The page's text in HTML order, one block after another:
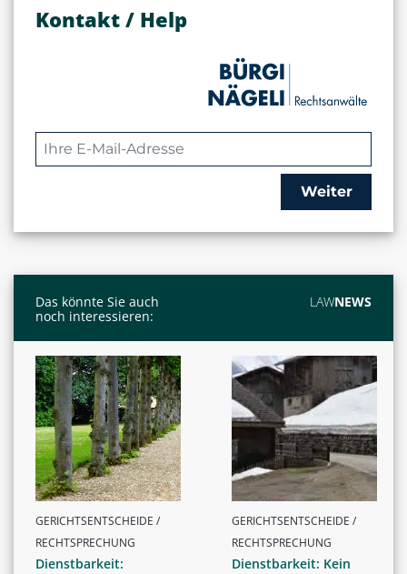
Kontakt / Help
Weiter
Das könnte Sie auch
noch interessieren:
LAWNEWS
GERICHTSENTSCHEIDE /
RECHTSPRECHUNG
Dienstbarkeit:
GERICHTSENTSCHEIDE /
RECHTSPRECHUNG
Dienstbarkeit: Kein